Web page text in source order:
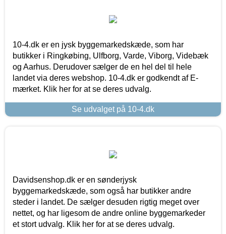
10-4.dk er en jysk byggemarkedskæde, som har
butikker i Ringkøbing, Ulfborg, Varde, Viborg, Videbæk
og Aarhus. Derudover sælger de en hel del til hele
landet via deres webshop. 10-4.dk er godkendt af E-
mærket. Klik her for at se deres udvalg.
Se udvalget på 10-4.dk
Davidsenshop.dk er en sønderjysk
byggemarkedskæde, som også har butikker andre
steder i landet. De sælger desuden rigtig meget over
nettet, og har ligesom de andre online byggemarkeder
et stort udvalg. Klik her for at se deres udvalg.